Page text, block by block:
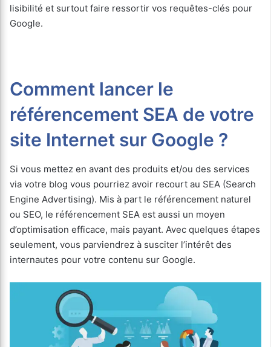
lisibilité et surtout faire ressortir vos requêtes-clés pour
Google.
Comment lancer le
référencement SEA de votre
site Internet sur Google ?
Si vous mettez en avant des produits et/ou des services
via votre blog vous pourriez avoir recourt au SEA (Search
Engine Advertising). Mis à part le référencement naturel
ou SEO, le référencement SEA est aussi un moyen
d’optimisation efficace, mais payant. Avec quelques étapes
seulement, vous parviendrez à susciter l’intérêt des
internautes pour votre contenu sur Google.